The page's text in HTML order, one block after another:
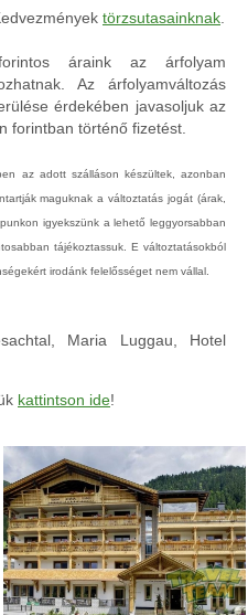
törzsutasainknak.
áraink az árfolyam
Az árfolyamváltozás
érdekében javasoljuk az
forintban történő fizetést.
az adott szálláson készültek, azonban
maguknak a változtatás jogát (árak,
igyekszünk a lehető leggyorsabban
tájékoztassuk. E változtatásokból
irodánk felelősséget nem vállal.
Maria Luggau, Hotel
kattintson ide!